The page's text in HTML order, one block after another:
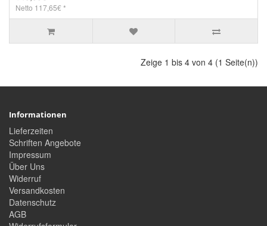
Netto 117,65€ *
Zeige 1 bis 4 von 4 (1 Seite(n))
Informationen
Lieferzeiten
Schriften Angebote
Impressum
Über Uns
Widerruf
Versandkosten
Datenschutz
AGB